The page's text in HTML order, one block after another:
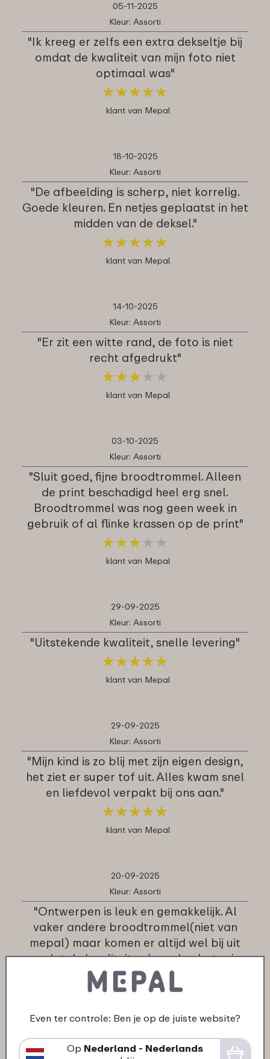
05-11-2025
Kleur: Assorti
"Ik kreeg er zelfs een extra dekseltje bij
omdat de kwaliteit van mijn foto niet
optimaal was"
★★★★★
★★★★★
klant van Mepal
18-10-2025
Kleur: Assorti
"De afbeelding is scherp, niet korrelig.
Goede kleuren. En netjes geplaatst in het
midden van de deksel."
★★★★★
★★★★★
klant van Mepal
14-10-2025
Kleur: Assorti
"Er zit een witte rand, de foto is niet
recht afgedrukt"
★★★ ★ ★
★★★ ★ ★
klant van Mepal
03-10-2025
Kleur: Assorti
"Sluit goed, fijne broodtrommel. Alleen
de print beschadigd heel erg snel.
Broodtrommel was nog geen week in
gebruik of al flinke krassen op de print"
★★★ ★ ★
★★★ ★ ★
klant van Mepal
29-09-2025
Kleur: Assorti
"Uitstekende kwaliteit, snelle levering"
★★★★★
★★★★★
klant van Mepal
29-09-2025
Kleur: Assorti
"Mijn kind is zo blij met zijn eigen design,
het ziet er super tof uit. Alles kwam snel
en liefdevol verpakt bij ons aan."
★★★★★
★★★★★
klant van Mepal
20-09-2025
Kleur: Assorti
"Ontwerpen is leuk en gemakkelijk. Al
vaker andere broodtrommel(niet van
mepal) maar komen er altijd wel bij uit
omdat de kwaliteit vele malen beter is.
Kan gewoon zonder problemen prima in
de vaatwasser"
klant van Mepal
Even ter controle: Ben je op de juiste website?
Op Nederland - Nederlands